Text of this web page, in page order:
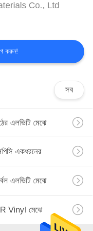
Co., Ltd
করুন!
সব
এলভিটি মেঝে
একধরনের
মেঝে
এলভিটি মেঝে
Vinyl মেঝে